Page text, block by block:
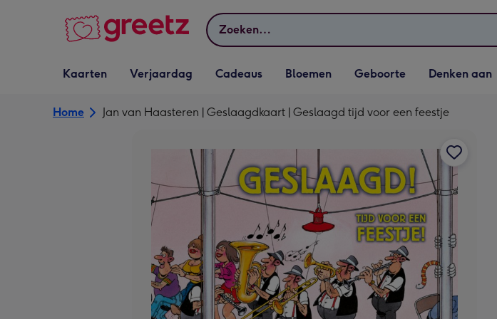
Zoeken
Vervolgkeuzelijst
Kaarten openen
Kaarten
Vervolgkeuzelijst
Verjaardag openen
Verjaardag
Vervolgkeuzelijst
Cadeaus openen
Cadeaus
Vervolgkeuzelijst
Bloemen openen
Bloemen
Vervolgkeuzelijst
Geboorte openen
Geboorte
Vervolgkeuzelijst
Denken aan openen
Denken aan
Home Jan van Haasteren | Geslaagdkaart | Geslaagd tijd voor een feestje